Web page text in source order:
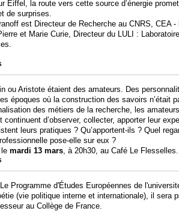
Eiffel, la route vers cette source d’énergie
de surprises.
est Directeur de Recherche au CNRS, CEA
et Marie Curie, Directeur du LULI :
ou Aristote étaient des amateurs. Des
époques où la construction des savoirs n’était
des métiers de la recherche, les
continuent d’observer, collecter, apporter leur
leurs pratiques ? Qu’apportent-ils ? Quel
pose-elle sur eux ?
mardi 13 mars, à 20h30, au Café Le Flesselles.
Programme d'Études Européennes de
(vie politique interne et internationale), il sera
au Collège de France.